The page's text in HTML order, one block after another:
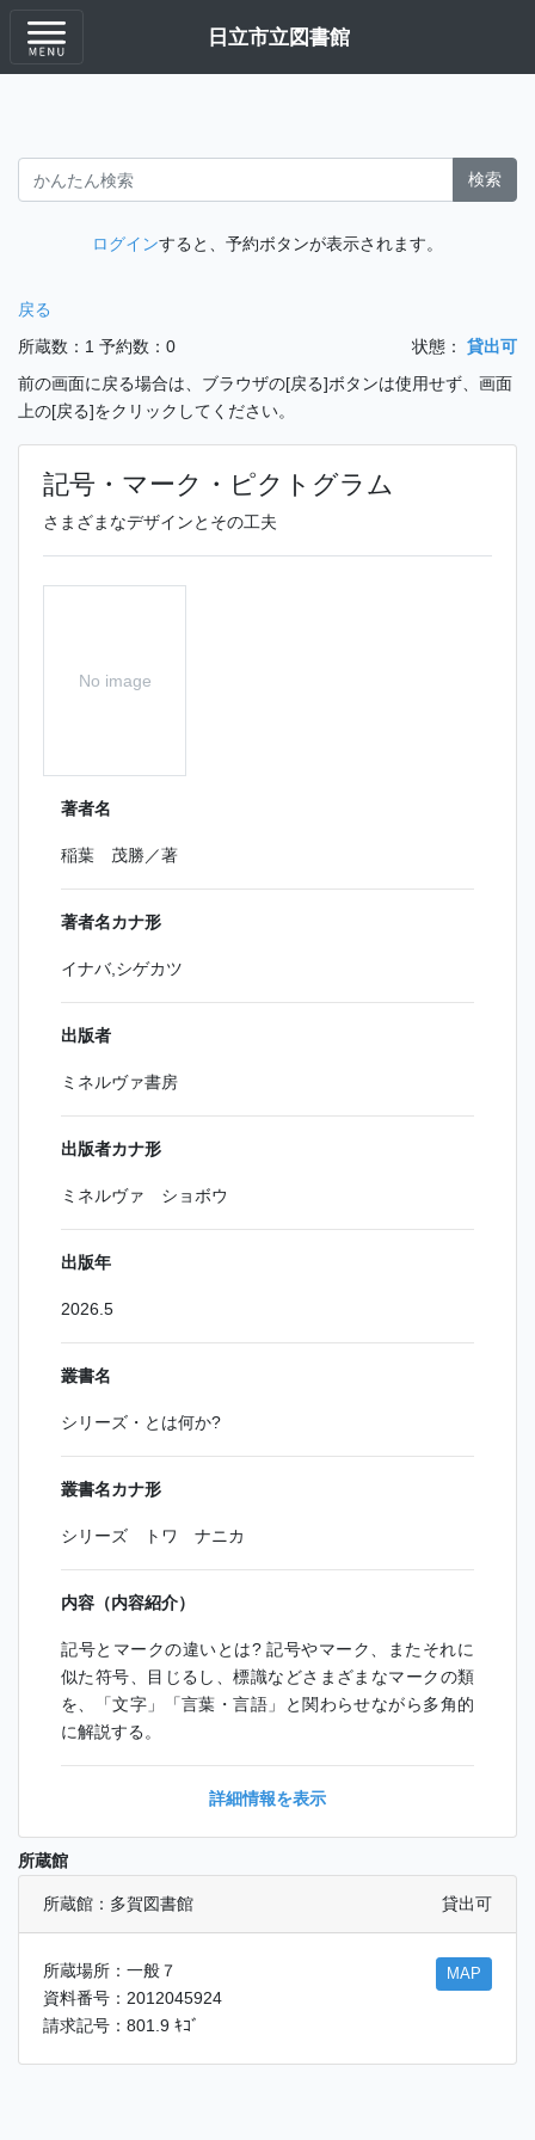
日立市立図書館
検索
ログインすると、予約ボタンが表示されます。
戻る
所蔵数：1 予約数：0 状態：
貸出可
前の画面に戻る場合は、ブラウザの[戻る]ボタンは使用せず、画面
上の[戻る]をクリックしてください。
記号・マーク・ピクトグラム
さまざまなデザインとその工夫
No image
著者名
稲葉 茂勝／著
著者名カナ形
イナバ,シゲカツ
出版者
ミネルヴァ書房
出版者カナ形
ミネルヴァ ショボウ
出版年
2026.5
叢書名
シリーズ・とは何か?
叢書名カナ形
シリーズ トワ ナニカ
内容（内容紹介）
記号とマークの違いとは? 記号やマーク、またそれに
似た符号、目じるし、標識などさまざまなマークの類
を、「文字」「言葉・言語」と関わらせながら多角的
に解説する。
詳細情報を表示
所蔵館
所蔵館：多賀図書館 貸出可
所蔵場所：一般７
資料番号：2012045924
請求記号：801.9 ｷｺﾞ
MAP